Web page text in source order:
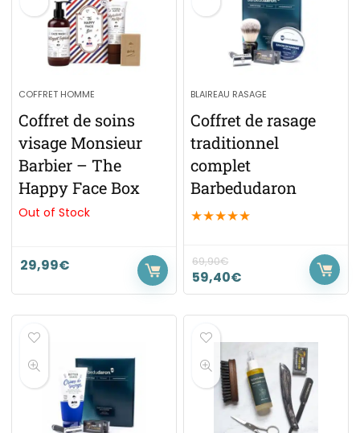
COFFRET HOMME
Coffret de soins
visage Monsieur
Barbier – The
Happy Face Box
Out of Stock
29,99€
BLAIREAU RASAGE
Coffret de rasage
traditionnel
complet
Barbedudaron
★★★★★
69,90€
59,40€